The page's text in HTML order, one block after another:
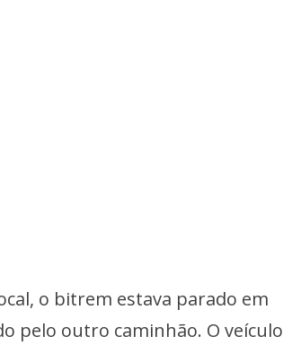
o bitrem estava parado em
pelo outro caminhão. O veículo